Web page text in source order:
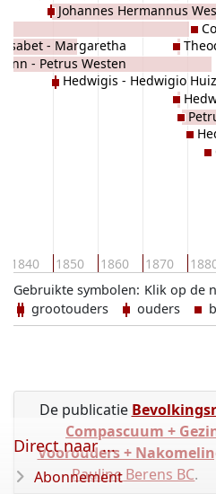
1840 1850 1860 1870
- Margaretha
- Petrus Westen
Johannes Hermannus
Hedwigis - Hedwigio
Klik op de
Gebruikte symbolen:
grootouders
ouders
De publicatie
Compascuum +
Voorouders +
Pauline Berens BC.
Direct naar ...
Abonnement